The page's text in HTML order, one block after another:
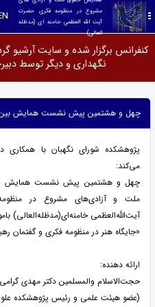
العالی)
کنفرانس برگزار شده و سایت آرشیو
نگهداری و دیگر توسط
چهل و هشتمین پیش نشست همایش بین‌
پژوهشکده شورای نگهبان با همکاری
می‌کند:
چهل و هشتمین پیش نشست همایش
ملت و آزادی‌های مشروع در
آیت‌الله‌العظمی خامنه‌ای(مدظله‌العالی)
«جایگاه هنر در منظومه فکری و گفتمان
ارائه دهنده:
حجت‌الاسلام والمسلمین دکتر مهدی
(عضو هیئت علمی و رئیس پژوهشکده